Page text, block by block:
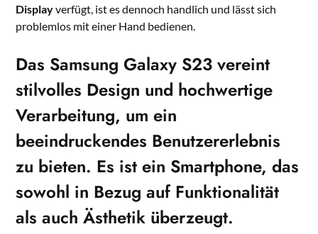
Displayverfügt, ist es dennoch handlich und lässt sich
problemlos mit einer Hand bedienen.
Das Samsung Galaxy S23 vereint
stilvolles Design und hochwertige
Verarbeitung, um ein
beeindruckendes Benutzererlebnis
zu bieten. Es ist ein Smartphone, das
sowohl in Bezug auf Funktionalität
als auch Ästhetik überzeugt.